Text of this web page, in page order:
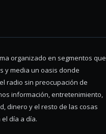
organizado en segmentos que
y media un oasis donde
radio sin preocupación de
información, entretenimiento,
dinero y el resto de las cosas
día a día.